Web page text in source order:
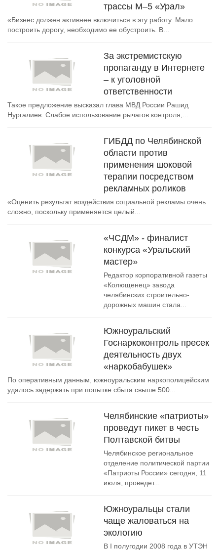
трассы М–5 «Урал»
«Бизнес должен активнее включиться в эту работу. Мало
построить дорогу, необходимо ее обустроить. В...
За экстремистскую
пропаганду в Интернете
– к уголовной
ответственности
Такое предложение высказал глава МВД России Рашид
Нургалиев. Слабое использование рычагов контроля,...
ГИБДД по Челябинской
области против
применения шоковой
терапии посредством
рекламных роликов
«Оценить результат воздействия социальной рекламы очень
сложно, поскольку применяется целый...
«ЧСДМ» - финалист
конкурса «Уральский
мастер»
Редактор корпоративной газеты
«Колющенец» завода
челябинских строительно-
дорожных машин стала...
Южноуральский
Госнаркоконтроль пресек
деятельность двух
«наркобабушек»
По оперативным данным, южноуральским наркополицейским
удалось задержать при попытке сбыта свыше 500...
Челябинские «патриоты»
проведут пикет в честь
Полтавской битвы
Челябинское региональное
отделение политической партии
«Патриоты России» сегодня, 11
июля, проведет...
Южноуральцы стали
чаще жаловаться на
экологию
В I полугодии 2008 года в УТЭН